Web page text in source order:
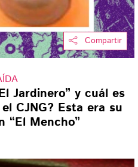
Compartir
Jardinero” y cuál es
CJNG? Esta era su
“El Mencho”